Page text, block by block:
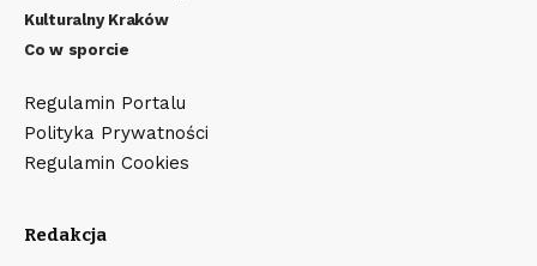
Kulturalny Kraków
Co w sporcie
Regulamin Portalu
Polityka Prywatności
Regulamin Cookies
Redakcja